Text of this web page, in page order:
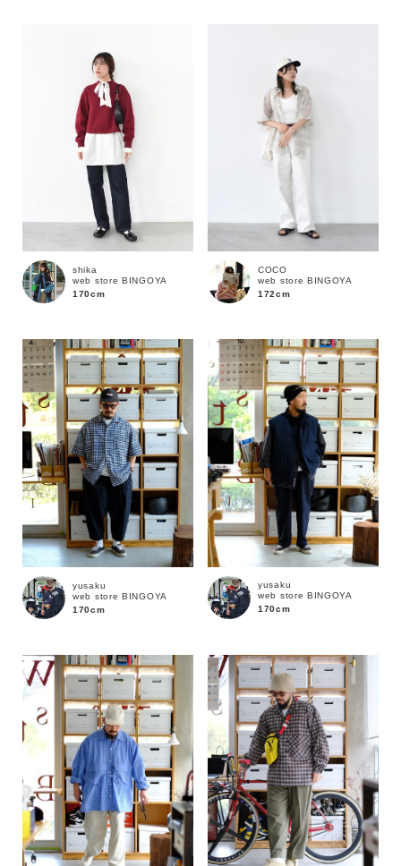
商品タイプ
通常商品 予約商品
セール価格 WEB限定
在庫あり 在庫なし含む
shika
web store BINGOYA
170cm
COCO
web store BINGOYA
172cm
yusaku
web store BINGOYA
170cm
yusaku
web store BINGOYA
170cm